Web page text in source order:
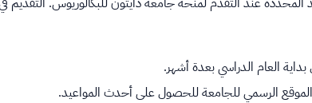
العام الدراسي بعدة أشهر.
الرسمي للجامعة للحصول على أحدث المواعيد.